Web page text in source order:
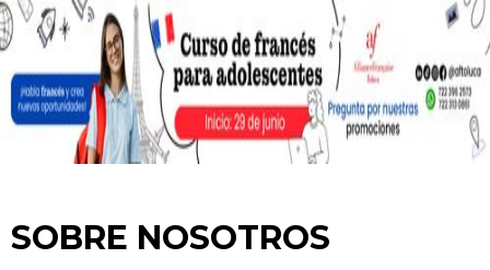
SOBRE NOSOTROS